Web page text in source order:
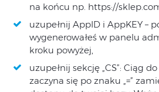
na końcu np. https://
uzupełnij AppID i AppKEY –
wygenerowałeś w panelu
kroku powyżej,
uzupełnij sekcję „CS”: Ciąg
zaczyna się po znaku „=”